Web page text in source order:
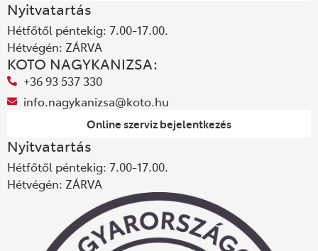
Nyitvatartás
Hétfőtől péntekig: 7.00-17.00.
Hétvégén: ZÁRVA
KOTO NAGYKANIZSA:
+36 93 537 330
info.nagykanizsa@koto.hu
Online szerviz bejelentkezés
Nyitvatartás
Hétfőtől péntekig: 7.00-17.00.
Hétvégén: ZÁRVA